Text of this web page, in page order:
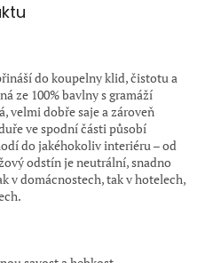
do koupelny klid, čistotu a
ze 100% bavlny s gramáží
velmi dobře saje a zároveň
ve spodní části působí
do jakéhokoliv interiéru – od
odstín je neutrální, snadno
v domácnostech, tak v hotelech,